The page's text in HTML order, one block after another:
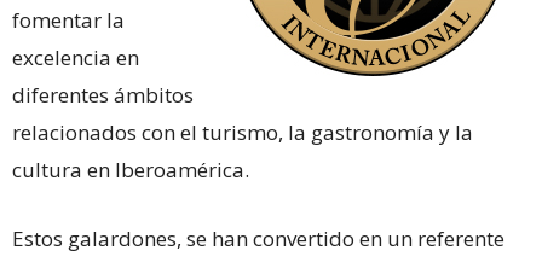
fomentar la
excelencia en
diferentes ámbitos
relacionados con el turismo, la gastronomía y la
cultura en Iberoamérica.
Estos galardones, se han convertido en un referente